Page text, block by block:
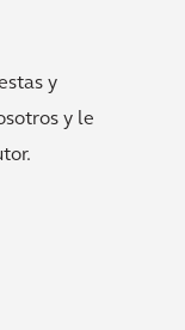
y
y le